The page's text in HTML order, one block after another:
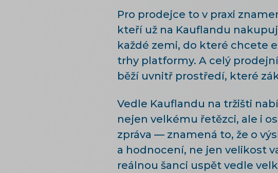
Pro prodejce to v praxi
kteří už na Kauflandu
každé zemi, do které chcete
trhy platformy. A celý
běží uvnitř prostředí, které
Vedle Kauflandu na tržišti
nejen velkému řetězci, ale i
zpráva — znamená to, že o
a hodnocení, ne jen velikost
reálnou šanci uspět vedle